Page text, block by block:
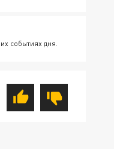
событиях дня.